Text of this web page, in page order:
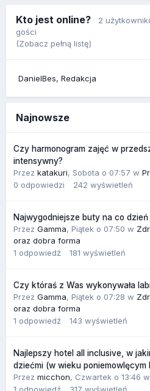
Kto jest online? 2
gości
(Zobacz pełną listę)
DanielBes Redakcja
Najnowsze
Czy harmonogram zajęć w
intensywny?
Przez katakuri, Sobota o 07:57 w
0 odpowiedzi 242 wyświetleń
Najwygodniejsze buty na co dzień
Przez Gamma, Piątek o 07:50 w
oraz dobra forma
1 odpowiedź 181 wyświetleń
Czy któraś z Was wykonywała
Przez Gamma, Piątek o 07:28 w
oraz dobra forma
1 odpowiedź 143 wyświetleń
Najlepszy hotel all inclusive, w
dziećmi (w wieku poniemowlęcym
Przez micchon, Czwartek o 13:46 w